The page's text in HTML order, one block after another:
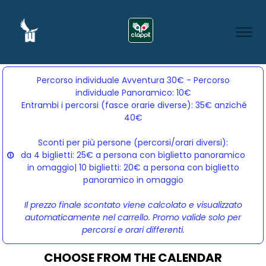
Percorso individuale Avventura 30€ - Percorso
individuale Panoramico: 10€
Entrambi i percorsi (fasce orarie diverse): 35€ anziché
40€
Sconti per più persone (percorsi/orari diversi):
da 4 biglietti: 25€ a persona con biglietto panoramico
in omaggio| 10 biglietti: 20€ a persona con biglietto
panoramico in omaggio
Il prezzo finale scontato viene calcolato e visualizzato
automaticamente nel carrello. Promo valide solo per
percorsi e orari differenti.
CHOOSE FROM THE CALENDAR